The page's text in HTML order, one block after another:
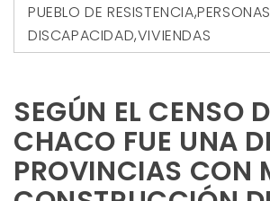
PUEBLO DE RESISTENCIA,
DISCAPACIDAD,VIVIENDAS
SEGÚN EL CENSO
CHACO FUE UNA
PROVINCIAS CON